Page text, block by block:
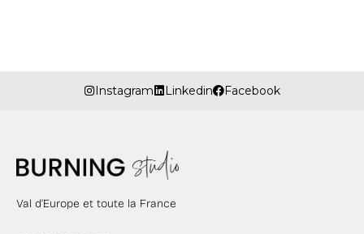
Instagram Linkedin Facebook
Val d’Europe et toute la France